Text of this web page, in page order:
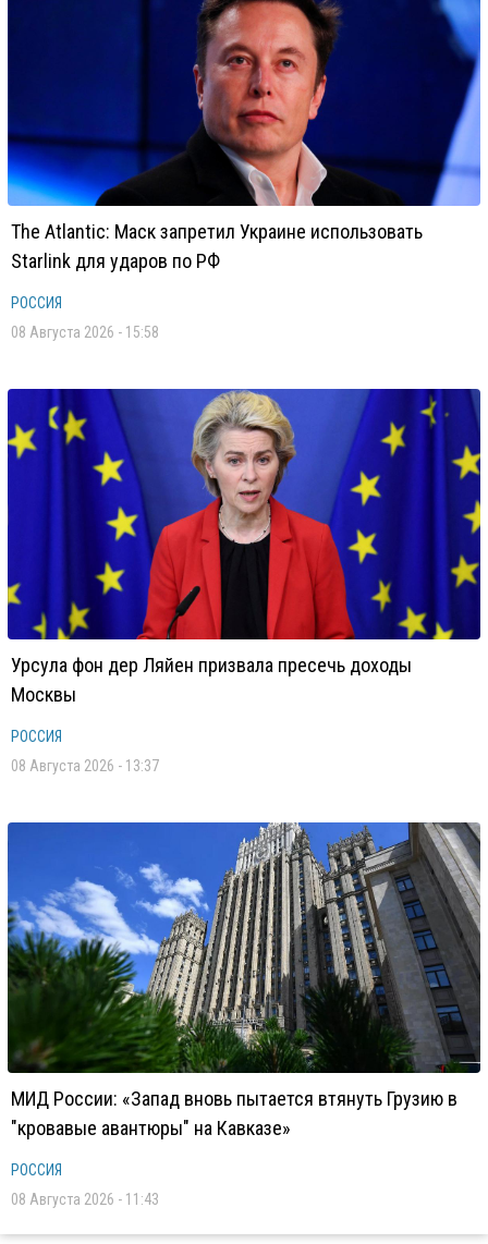
The Atlantic: Маск запретил Украине использовать
Starlink для ударов по РФ
РОССИЯ
08 Августа 2026 - 15:58
Урсула фон дер Ляйен призвала пресечь доходы
Москвы
РОССИЯ
08 Августа 2026 - 13:37
МИД России: «Запад вновь пытается втянуть Грузию в
"кровавые авантюры" на Кавказе»
РОССИЯ
08 Августа 2026 - 11:43